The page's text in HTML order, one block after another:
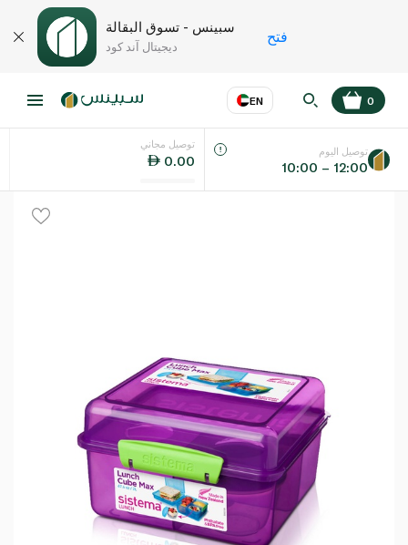
سبينس - تسوق البقالة
ديجيتال آند كود
فتح
EN
اللغة عر
0
توصيل مجاني
0.00
توصيل اليوم
10:00 – 12:00